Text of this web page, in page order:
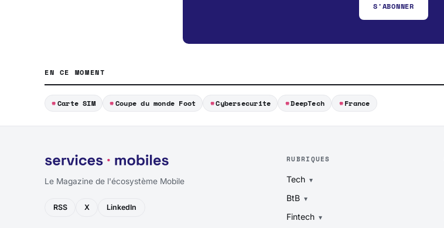
S'ABONNER
EN CE MOMENT
Carte SIM Coupe du monde Foot Cybersecurite DeepTech France
Le Magazine de l'écosystème Mobile
RSS X LinkedIn
RUBRIQUES
Tech
BtB
Fintech